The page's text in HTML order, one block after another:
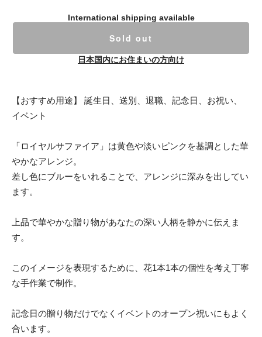
International shipping available
Sold out
日本国内にお住まいの方向け
【おすすめ用途】 誕生日、送別、退職、記念日、お祝い、
イベント
「ロイヤルサファイア」は黄色や淡いピンクを基調とした華
やかなアレンジ。
差し色にブルーをいれることで、アレンジに深みを出してい
ます。
上品で華やかな贈り物があなたの深い人柄を静かに伝えま
す。
このイメージを表現するために、花1本1本の個性を考え丁寧
な手作業で制作。
記念日の贈り物だけでなくイベントのオープン祝いにもよく
合います。